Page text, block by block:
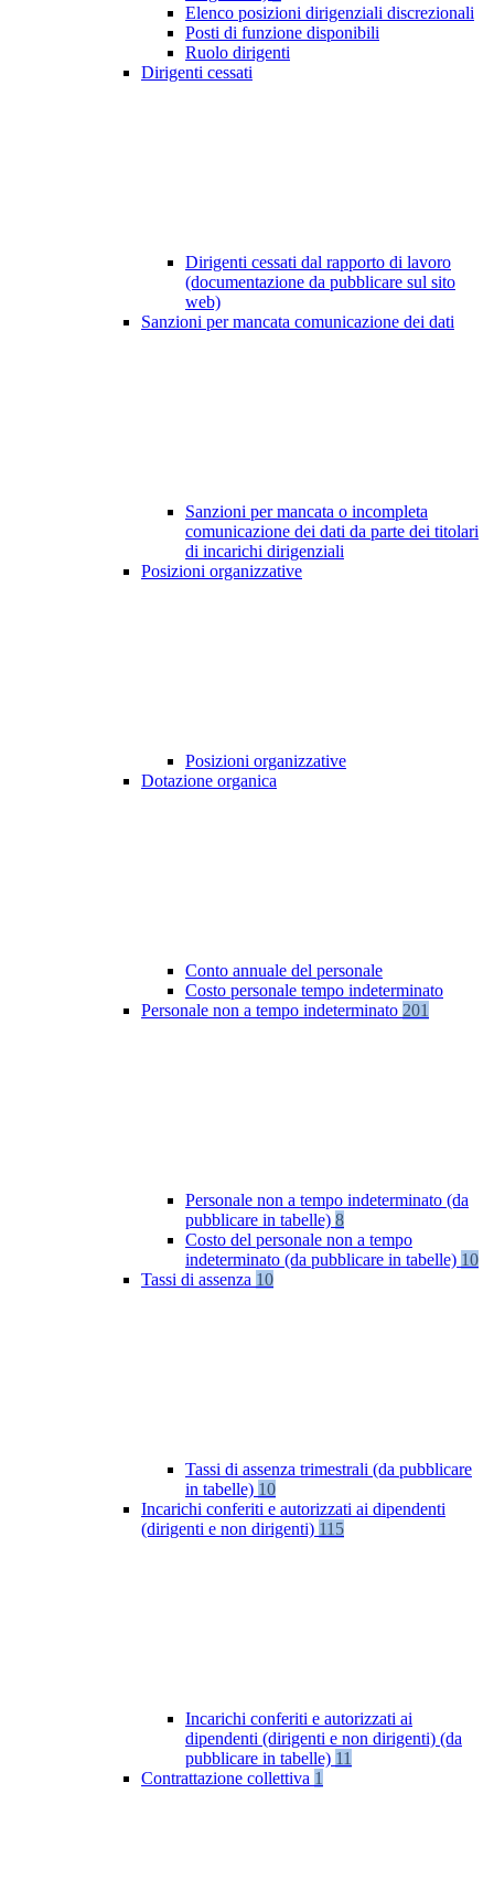
Elenco posizioni dirigenziali discrezionali
Posti di funzione disponibili
Ruolo dirigenti
Dirigenti cessati
Dirigenti cessati dal rapporto di lavoro
(documentazione da pubblicare sul sito
web)
Sanzioni per mancata comunicazione dei dati
Sanzioni per mancata o incompleta
comunicazione dei dati da parte dei titolari
di incarichi dirigenziali
Posizioni organizzative
Posizioni organizzative
Dotazione organica
Conto annuale del personale
Costo personale tempo indeterminato
Personale non a tempo indeterminato 201
Personale non a tempo indeterminato (da
pubblicare in tabelle) 8
Costo del personale non a tempo
indeterminato (da pubblicare in tabelle) 10
Tassi di assenza 10
Tassi di assenza trimestrali (da pubblicare
in tabelle) 10
Incarichi conferiti e autorizzati ai dipendenti
(dirigenti e non dirigenti) 115
Incarichi conferiti e autorizzati ai
dipendenti (dirigenti e non dirigenti) (da
pubblicare in tabelle) 11
Contrattazione collettiva 1